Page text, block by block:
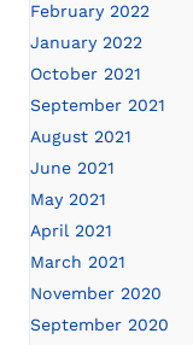
February 2022
January 2022
October 2021
September 2021
August 2021
June 2021
May 2021
April 2021
March 2021
November 2020
September 2020